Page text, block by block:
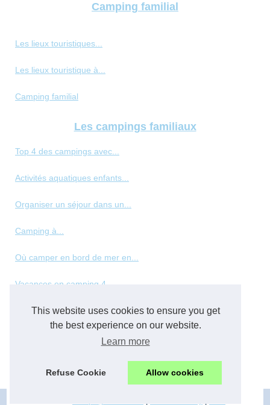
This website uses cookies to ensure you get
the best experience on our website.
Learn more
Refuse Cookie Allow cookies
Camping familial
Les lieux touristiques...
Les lieux touristique à...
Camping familial
Les campings familiaux
Top 4 des campings avec...
Activités aquatiques enfants...
Organiser un séjour dans un...
Camping à...
Où camper en bord de mer en...
Vacances en camping 4...
Les meilleurs types de...
Panorama des hébergements de...
Top des vacances en normandie...